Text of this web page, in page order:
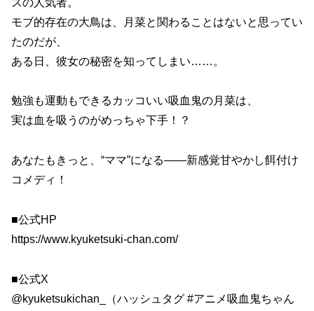
モブ的存在の大鳥は、月菜と関わることはないと思ってい
たのだが、
ある日、彼女の秘密を知ってしまい……。
勉強も運動もできるカッコいい吸血鬼の月菜は、
実は血を吸うのがめっちゃ下手！？
あなたもきっと、“ママ”になる――新感覚甘やかし餌付け
コメディ！
■公式HP
https://www.kyuketsuki-chan.com/
■公式X
@kyuketsukichan_（ハッシュタグ #アニメ吸血鬼ちゃん